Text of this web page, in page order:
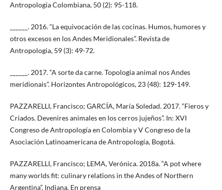
Antropología Colombiana, 50 (2): 95-118.
______. 2016. “La equivocación de las cocinas. Humos, humores y
otros excesos en los Andes Meridionales”. Revista de
Antropologia, 59 (3): 49-72.
______. 2017. “A sorte da carne. Topologia animal nos Andes
meridionais”. Horizontes Antropológicos, 23 (48): 129-149.
PAZZARELLI, Francisco; GARCÍA, María Soledad. 2017. “Fieros y
Criados. Devenires animales en los cerros jujeños”. In: XVI
Congreso de Antropología en Colombia y V Congreso de la
Asociación Latinoamericana de Antropología, Bogotá.
PAZZARELLI, Francisco; LEMA, Verónica. 2018a. “A pot where
many worlds fit: culinary relations in the Andes of Northern
Argentina”. Indiana. En prensa